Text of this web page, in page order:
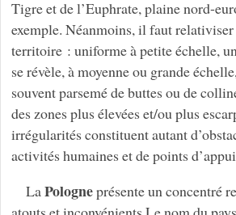
Tigre et de l’Euphrate, plaine nord-
exemple. Néanmoins, il faut
territoire : uniforme à petite échelle,
se révèle, à moyenne ou grande
souvent parsemé de buttes ou de
des zones plus élevées et/ou plus
irrégularités constituent autant
activités humaines et de points
LaPologneprésente un concentré